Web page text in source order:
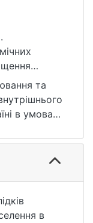
дій
Тараса
754
та
в умовах
кер. В. В.
754
в